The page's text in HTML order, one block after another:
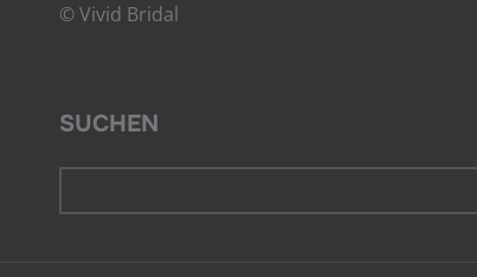
© Vivid Bridal
SUCHEN